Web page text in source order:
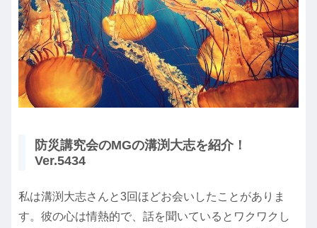
防災講究会のMGの溝渕大志を紹介！
Ver.5434
私は溝渕大志さんと3回ほどお会いしたことがありま
す。彼の心は情熱的で、話を聞いているとワクワクし